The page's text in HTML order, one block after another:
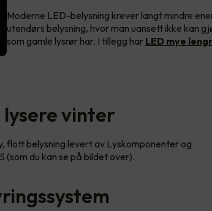
Moderne LED-belysning krever langt mindre
utendørs belysning, hvor man uansett ikke kan
som gamle lysrør har. I tillegg har LED mye
lysere vinter
flott belysning levert av Lyskomponenter og
du kan se på bildet over).